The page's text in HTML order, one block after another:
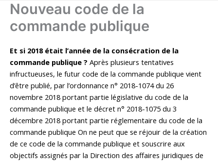
Nouveau code de la
commande publique
Et si 2018 était l’année de la consécration de la
commande publique ? Après plusieurs tentatives
infructueuses, le futur code de la commande publique vient
d’être publié, par l’ordonnance n° 2018-1074 du 26
novembre 2018 portant partie législative du code de la
commande publique et le décret n° 2018-1075 du 3
décembre 2018 portant partie réglementaire du code de la
commande publique On ne peut que se réjouir de la création
de ce code de la commande publique et souscrire aux
objectifs assignés par la Direction des affaires juridiques de